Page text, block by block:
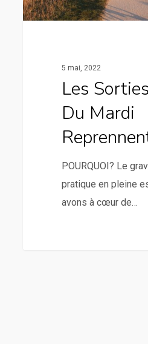
5 mai, 2022
Les
Du Mardi
POURQUOI? Le
pratique en pleine
avons à cœur de…